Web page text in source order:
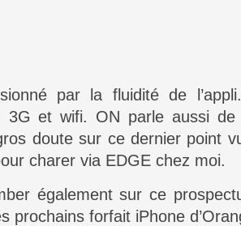
par la fluidité de
3G et wifi. ON parle aussi de
doute sur ce dernier point
charer via EDGE chez moi.
également sur ce
prochains forfait iPhone